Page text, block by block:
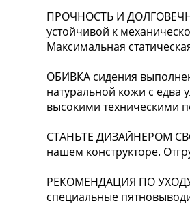
ПРОЧНОСТЬ И
устойчивой к
Максимальная
ОБИВКА сидения
натуральной кожи с едва
высокими техническими
СТАНЬТЕ ДИЗАЙНЕРОМ
нашем конструкторе.
РЕКОМЕНДАЦИЯ ПО УХОДУ:
специальные